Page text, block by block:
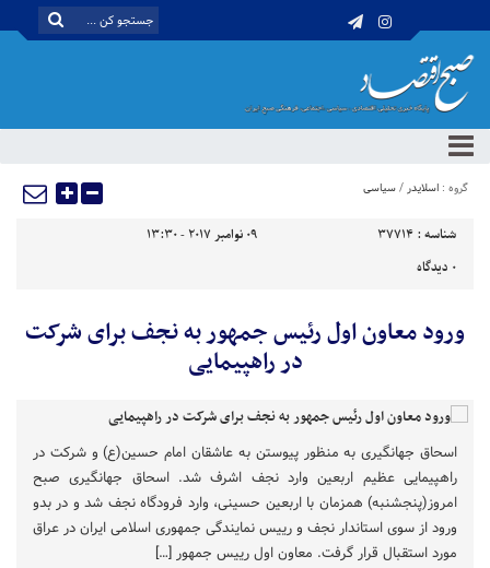
گروه : اسلایدر/سیاسی
شناسه : 37714
09 نوامبر 2017 - 13:30
0 دیدگاه
ورود معاون اول رئیس جمهور به نجف برای شرکت
در راهپیمایی
اسحاق جهانگیری به منظور پیوستن به عاشقان امام حسین(ع) و شرکت در
راهپیمایی عظیم اربعین وارد نجف اشرف شد. اسحاق جهانگیری صبح
امروز(پنجشنبه) همزمان با اربعین حسینی، وارد فرودگاه نجف شد و در بدو
ورود از سوی استاندار نجف و رییس نمایندگی جمهوری اسلامی ایران در عراق
مورد استقبال قرار گرفت. معاون اول رییس جمهور […]